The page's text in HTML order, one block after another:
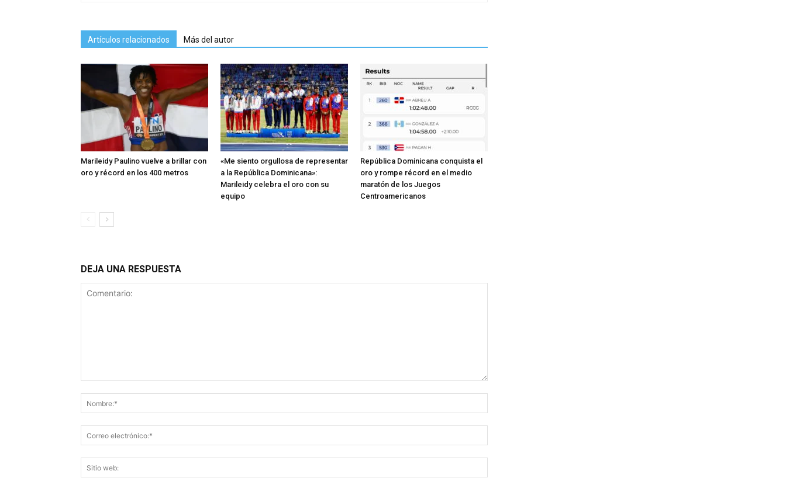
Artículos relacionados Más del autor
Marileidy Paulino vuelve a brillar con
oro y récord en los 400 metros
«Me siento orgullosa de representar
a la República Dominicana»:
Marileidy celebra el oro con su
equipo
República Dominicana conquista el
oro y rompe récord en el medio
maratón de los Juegos
Centroamericanos
DEJA UNA RESPUESTA